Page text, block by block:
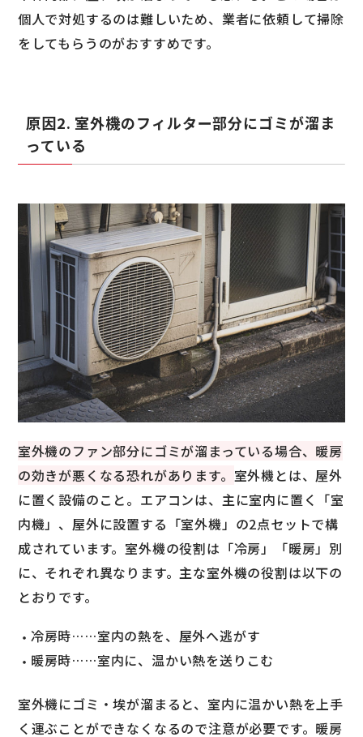
個人で対処するのは難しいため、業者に依頼して掃除
をしてもらうのがおすすめです。
原因2. 室外機のフィルター部分にゴミが溜ま
っている
室外機のファン部分にゴミが溜まっている場合、暖房
の効きが悪くなる恐れがあります。 室外機とは、屋外
に置く設備のこと。エアコンは、主に室内に置く「室
内機」、屋外に設置する「室外機」の2点セットで構
成されています。室外機の役割は「冷房」「暖房」別
に、それぞれ異なります。主な室外機の役割は以下の
とおりです。
冷房時……室内の熱を、屋外へ逃がす
暖房時……室内に、温かい熱を送りこむ
室外機にゴミ・埃が溜まると、室内に温かい熱を上手
く運ぶことができなくなるので注意が必要です。暖房